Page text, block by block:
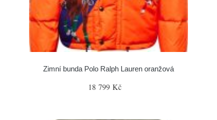
Zimní bunda Polo Ralph Lauren oranžová
18 799 Kč